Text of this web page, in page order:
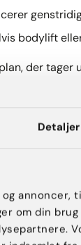
Detaljer
om din
bodylift
der tager
grundig